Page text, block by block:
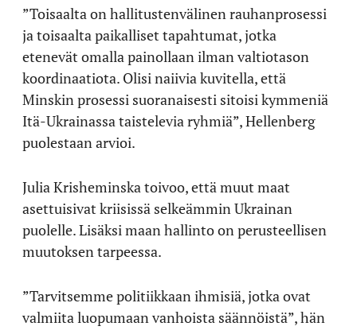
”Toisaalta on hallitustenvälinen rauhanprosessi
ja toisaalta paikalliset tapahtumat, jotka
etenevät omalla painollaan ilman valtiotason
koordinaatiota. Olisi naiivia kuvitella, että
Minskin prosessi suoranaisesti sitoisi kymmeniä
Itä-Ukrainassa taistelevia ryhmiä”, Hellenberg
puolestaan arvioi.
Julia Krisheminska toivoo, että muut maat
asettuisivat kriisissä selkeämmin Ukrainan
puolelle. Lisäksi maan hallinto on perusteellisen
muutoksen tarpeessa.
”Tarvitsemme politiikkaan ihmisiä, jotka ovat
valmiita luopumaan vanhoista säännöistä”, hän